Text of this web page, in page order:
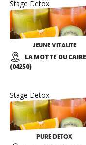
Stage Detox
JEUNE VITALITE
LA MOTTE DU CAIRE
(04250)
Stage Detox
PURE DETOX